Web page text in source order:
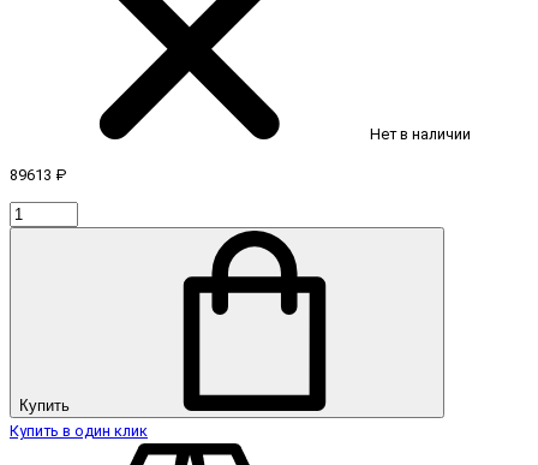
Нет в наличии
89613 ₽
Купить
Купить в один клик